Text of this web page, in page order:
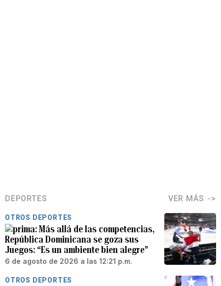
DEPORTES VER MÁS
OTROS DEPORTES
Más allá de las competencias,
República Dominicana se goza sus
Juegos: “Es un ambiente bien alegre”
6 de agosto de 2026 a las 12:21 p.m.
OTROS DEPORTES